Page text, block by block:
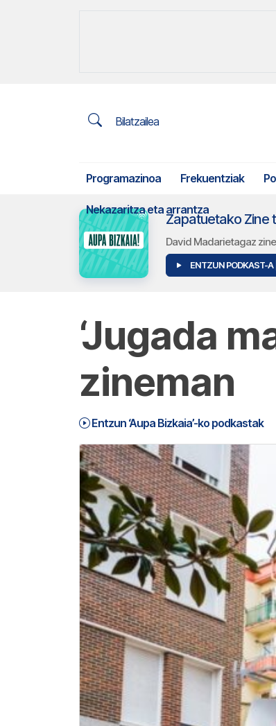
Bilatzailea
Programazinoa Frekuentziak
Nekazaritza eta arrantza
Zapatuetako Zine
David Madarietagaz
ENTZUN PODKAST-A
‘Jugada
zineman
Entzun ‘Aupa Bizkaia’-ko podkastak